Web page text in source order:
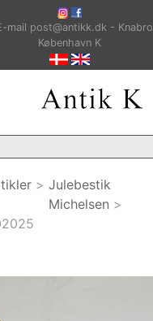
mail post@antikk.dk -
København K
> Julebestik
Michelsen >